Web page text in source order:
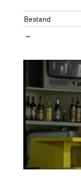
Bestand
→